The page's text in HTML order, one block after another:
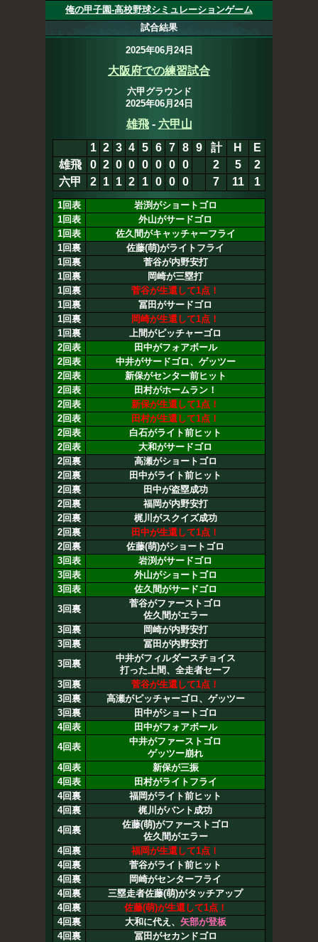
俺の甲子園-高校野球シミュレーションゲーム
試合結果
2025年06月24日
大阪府での練習試合
六甲グラウンド
2025年06月24日
雄飛 - 六甲山
1 2 3 4 5 6 7 8 9 計 H
E
雄飛
0 2 0 0 0 0 0 0 3 6
2
六甲
2 1 1 2 1 0 0 0 7 11 1
1回表
岩渕がショートゴロ
1回表
外山がサードゴロ
1回表
佐久間がキャッチャーフライ
1回裏
佐藤(萌)がライトフライ
1回裏
菅谷が内野安打
1回裏
岡崎が三塁打
1回裏
菅谷が生還して1点！
1回裏
冨田がサードゴロ
1回裏
岡崎が生還して1点！
1回裏
上間がピッチャーゴロ
2回表
田中がフォアボール
2回表
中井がサードゴロ、ゲッツー
2回表
新保がセンター前ヒット
2回表
田村がホームラン！
2回表
新保が生還して1点！
2回表
田村が生還して1点！
2回表
白石がライト前ヒット
2回表
大和がサードゴロ
2回裏
高瀬がショートゴロ
2回裏
田中がライト前ヒット
2回裏
田中が盗塁成功
2回裏
福岡が内野安打
2回裏
梶川がスクイズ成功
2回裏
田中が生還して1点！
2回裏
佐藤(萌)がショートゴロ
3回表
岩渕がサードゴロ
3回表
外山がショートゴロ
3回表
佐久間がサードゴロ
3回裏
菅谷がファーストゴロ
佐久間がエラー
3回裏
岡崎が内野安打
3回裏
冨田が内野安打
3回裏
中井がフィルダースチョイス
打った上間、全走者セーフ
3回裏
菅谷が生還して1点！
3回裏
高瀬がピッチャーゴロ、ゲッツー
3回裏
田中がショートゴロ
4回表
田中がフォアボール
4回表
中井がファーストゴロ
ゲッツー崩れ
4回表
新保が三振
4回表
田村がライトフライ
4回裏
福岡がライト前ヒット
4回裏
梶川がバント成功
4回裏
佐藤(萌)がファーストゴロ
佐久間がエラー
4回裏
福岡が生還して1点！
4回裏
菅谷がライト前ヒット
4回裏
岡崎がセンターフライ
4回裏
三塁走者佐藤(萌)がタッチアップ
4回裏
佐藤(萌)が生還して1点！
4回裏
大和に代え、 矢部が登板
4回裏
冨田がセカンドゴロ